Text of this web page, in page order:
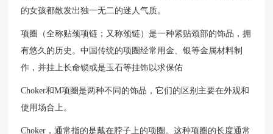
的女孩都散发出独一无二的迷人气质。
项圈（全称贴颈项链；又称颈链）是一种紧贴颈部的饰品，拥
有悠久的历史。中国传统的项圈经常用金、银等金属材料制
作，并挂上长命锁或是玉石等挂饰以求保佑
Choker和M项圈是两种不同的饰品，它们的区别主要在外观和
使用场合上。
Choker，通常指的是戴在脖子上的项圈。这种项圈的长度通常